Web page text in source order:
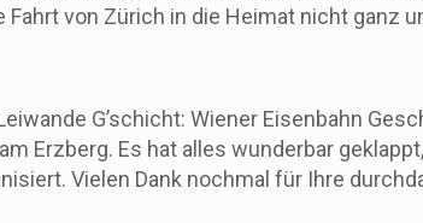
von Zürich in die Heimat nicht ganz
G’schicht: Wiener Eisenbahn
Erzberg. Es hat alles wunderbar
Vielen Dank nochmal für Ihre